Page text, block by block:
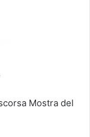
Mostra del